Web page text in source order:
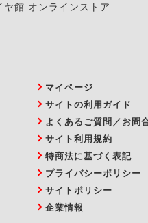
ヤ館 オンラインストア
マイページ
サイトの利用ガイド
よくあるご質問／お問
サイト利用規約
特商法に基づく表記
プライバシーポリシー
サイトポリシー
企業情報